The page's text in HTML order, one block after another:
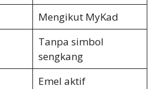
Mengikut MyKad
Tanpa simbol
sengkang
Emel aktif